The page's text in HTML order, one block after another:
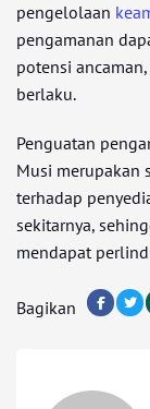
pengelolaan
pengamanan
potensi
berlaku.
Penguatan
Musi merupakan
terhadap
sekitarnya,
mendapat
Bagikan